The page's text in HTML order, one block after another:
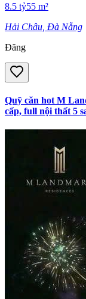
8.5 tỷ55 m²
Hải Châu, Đà Nẵng
Đăng
Quỹ căn hot M
cấp, full nội thất 5